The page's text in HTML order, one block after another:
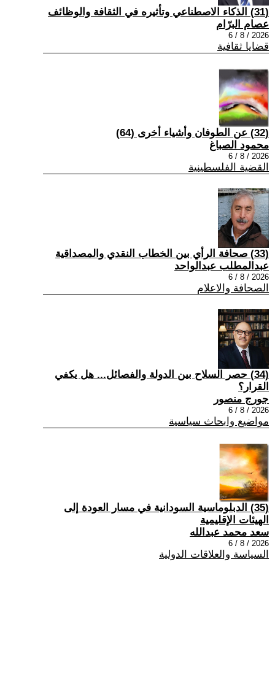
(31) الذكاء الاصطناعي وتأثيره في الثقافة والوظائف
عصام البرّام
2026 / 8 / 6
قضايا ثقافية
(32) عن الطوفان وأشياء أخرى (64)
محمود الصباغ
2026 / 8 / 6
القضية الفلسطينية
(33) صحافة الرأي بين الخطاب النقدي والمصداقية
عبدالمطلب عبدالواحد
2026 / 8 / 6
الصحافة والاعلام
(34) حصر السلاح بين الدولة والفصائل... هل يكفي
القرار؟
جورج منصور
2026 / 8 / 6
مواضيع وابحاث سياسية
(35) الدبلوماسية السودانية في مسار العودة إلى
الهيئات الإقليمية
سعد محمد عبدالله
2026 / 8 / 6
السياسة والعلاقات الدولية